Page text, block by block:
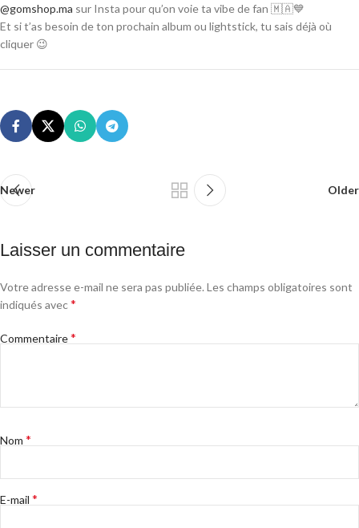
@gomshop.ma sur Insta pour qu’on voie ta vibe de fan 🇲🇦💙
Et si t’as besoin de ton prochain album ou lightstick, tu sais déjà où
cliquer 😉
Newer Older
Laisser un commentaire
Votre adresse e-mail ne sera pas publiée. Les champs obligatoires sont
indiqués avec*
Commentaire*
Nom *
E-mail *